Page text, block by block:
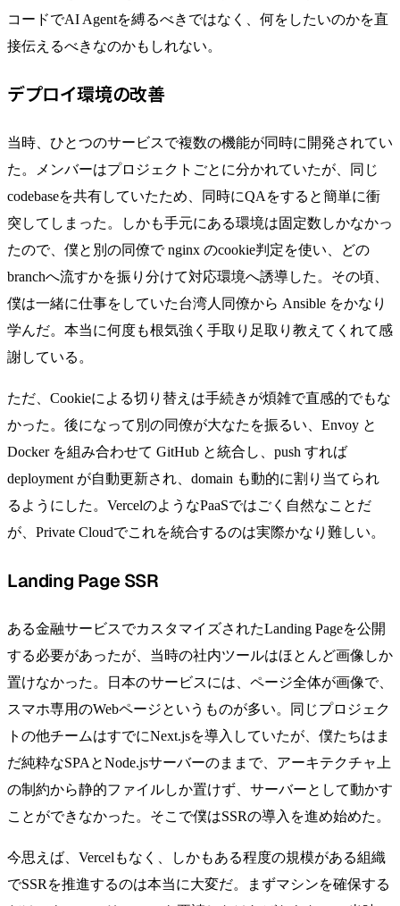
コードでAI Agentを縛るべきではなく、何をしたいのかを直
接伝えるべきなのかもしれない。
デプロイ環境の改善
当時、ひとつのサービスで複数の機能が同時に開発されてい
た。メンバーはプロジェクトごとに分かれていたが、同じ
codebaseを共有していたため、同時にQAをすると簡単に衝
突してしまった。しかも手元にある環境は固定数しかなかっ
たので、僕と別の同僚で nginx のcookie判定を使い、どの
branchへ流すかを振り分けて対応環境へ誘導した。その頃、
僕は一緒に仕事をしていた台湾人同僚から Ansible をかなり
学んだ。本当に何度も根気強く手取り足取り教えてくれて感
謝している。
ただ、Cookieによる切り替えは手続きが煩雑で直感的でもな
かった。後になって別の同僚が大なたを振るい、Envoy と
Docker を組み合わせて GitHub と統合し、push すれば
deployment が自動更新され、domain も動的に割り当てられ
るようにした。VercelのようなPaaSではごく自然なことだ
が、Private Cloudでこれを統合するのは実際かなり難しい。
Landing Page SSR
ある金融サービスでカスタマイズされたLanding Pageを公開
する必要があったが、当時の社内ツールはほとんど画像しか
置けなかった。日本のサービスには、ページ全体が画像で、
スマホ専用のWebページというものが多い。同じプロジェク
トの他チームはすでにNext.jsを導入していたが、僕たちはま
だ純粋なSPAとNode.jsサーバーのままで、アーキテクチャ上
の制約から静的ファイルしか置けず、サーバーとして動かす
ことができなかった。そこで僕はSSRの導入を進め始めた。
今思えば、Vercelもなく、しかもある程度の規模がある組織
でSSRを推進するのは本当に大変だ。まずマシンを確保する